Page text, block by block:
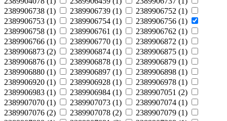
2389906738 (1) 2389906739 (1) 2389906752 (1)
2389906753 (1) 2389906754 (1) 2389906756 (1)
2389906758 (1) 2389906761 (1) 2389906762 (1)
2389906766 (1) 2389906770 (1) 2389906872 (1)
2389906873 (2) 2389906874 (1) 2389906875 (1)
2389906876 (1) 2389906878 (1) 2389906879 (1)
2389906880 (1) 2389906897 (1) 2389906898 (1)
2389906920 (1) 2389906928 (1) 2389906978 (1)
2389906983 (1) 2389906984 (1) 2389907051 (2)
2389907070 (1) 2389907073 (1) 2389907074 (1)
2389907076 (2) 2389907078 (2) 2389907079 (1)